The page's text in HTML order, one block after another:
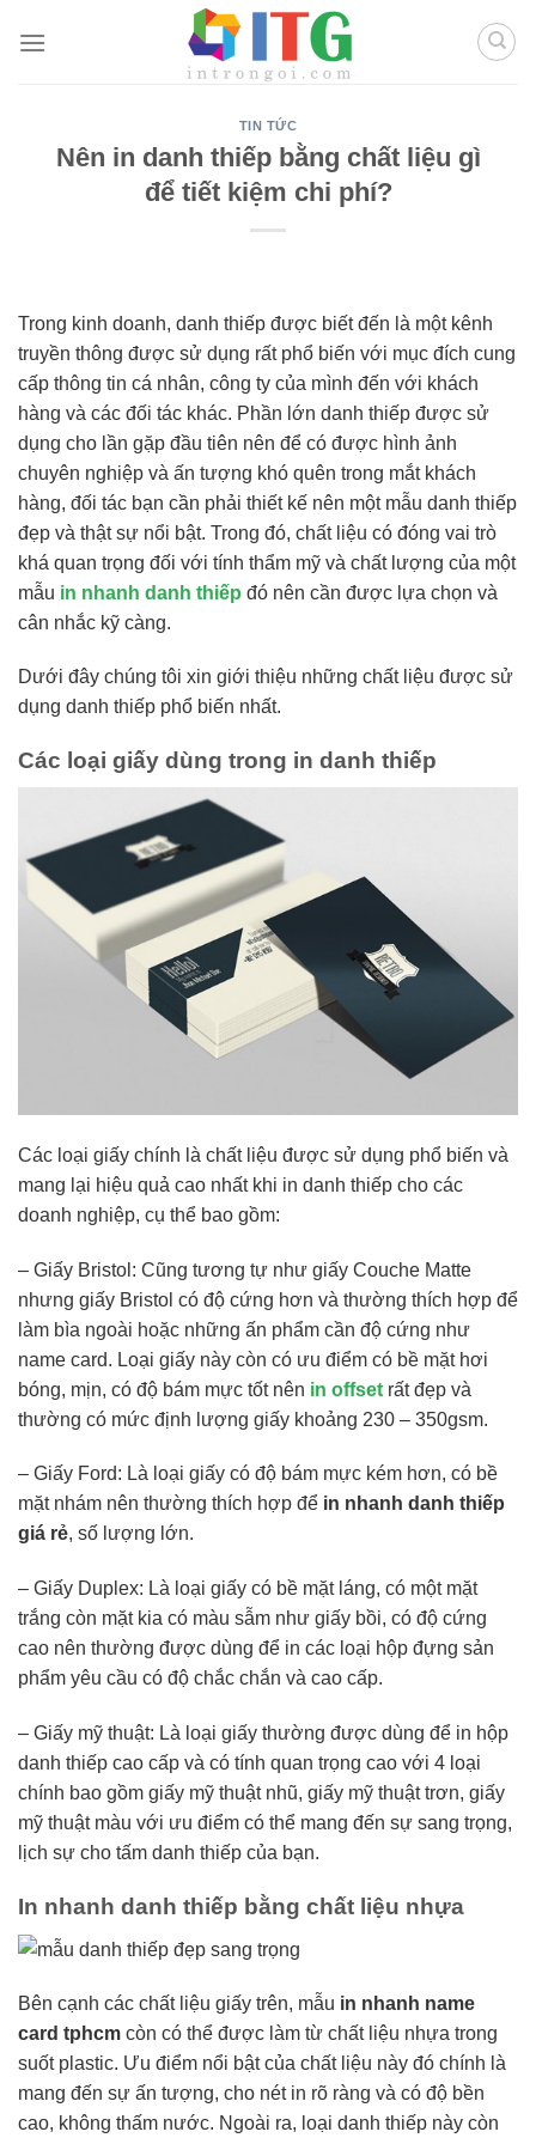
đến
TIN TỨC
Nên in danh thiếp bằng chất liệu gì
để tiết kiệm chi phí?
Trong kinh doanh, danh thiếp được biết đến là một kênh
truyền thông được sử dụng rất phổ biến với mục đích cung
cấp thông tin cá nhân, công ty của mình đến với khách
hàng và các đối tác khác. Phần lớn danh thiếp được sử
dụng cho lần gặp đầu tiên nên để có được hình ảnh
chuyên nghiệp và ấn tượng khó quên trong mắt khách
hàng, đối tác bạn cần phải thiết kế nên một mẫu danh thiếp
đẹp và thật sự nổi bật. Trong đó, chất liệu có đóng vai trò
khá quan trọng đối với tính thẩm mỹ và chất lượng của một
mẫu in nhanh danh thiếp đó nên cần được lựa chọn và
cân nhắc kỹ càng.
Dưới đây chúng tôi xin giới thiệu những chất liệu được sử
dụng danh thiếp phổ biến nhất.
Các loại giấy dùng trong in danh thiếp
Các loại giấy chính là chất liệu được sử dụng phổ biến và
mang lại hiệu quả cao nhất khi in danh thiếp cho các
doanh nghiệp, cụ thể bao gồm:
– Giấy Bristol: Cũng tương tự như giấy Couche Matte
nhưng giấy Bristol có độ cứng hơn và thường thích hợp để
làm bìa ngoài hoặc những ấn phẩm cần độ cứng như
name card. Loại giấy này còn có ưu điểm có bề mặt hơi
bóng, mịn, có độ bám mực tốt nên in offset rất đẹp và
thường có mức định lượng giấy khoảng 230 – 350gsm.
– Giấy Ford: Là loại giấy có độ bám mực kém hơn, có bề
mặt nhám nên thường thích hợp để in nhanh danh thiếp
giá rẻ, số lượng lớn.
– Giấy Duplex: Là loại giấy có bề mặt láng, có một mặt
trắng còn mặt kia có màu sẫm như giấy bồi, có độ cứng
cao nên thường được dùng để in các loại hộp đựng sản
phẩm yêu cầu có độ chắc chắn và cao cấp.
– Giấy mỹ thuật: Là loại giấy thường được dùng để in hộp
danh thiếp cao cấp và có tính quan trọng cao với 4 loại
chính bao gồm giấy mỹ thuật nhũ, giấy mỹ thuật trơn, giấy
mỹ thuật màu với ưu điểm có thể mang đến sự sang trọng,
lịch sự cho tấm danh thiếp của bạn.
In nhanh danh thiếp bằng chất liệu nhựa
Bên cạnh các chất liệu giấy trên, mẫu in nhanh name
card tphcm còn có thể được làm từ chất liệu nhựa trong
suốt plastic. Ưu điểm nổi bật của chất liệu này đó chính là
mang đến sự ấn tượng, cho nét in rõ ràng và có độ bền
cao, không thấm nước. Ngoài ra, loại danh thiếp này còn